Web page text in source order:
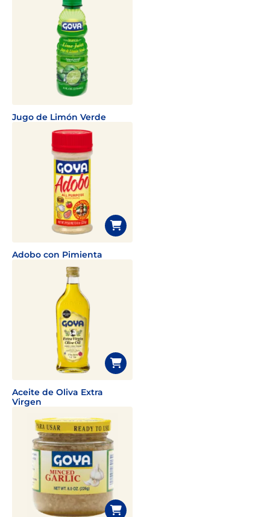
Jugo de Limón Verde
Adobo con Pimienta
Aceite de Oliva Extra
Virgen